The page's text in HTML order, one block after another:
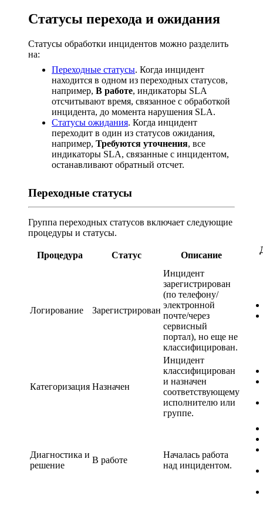
Статусы перехода и ожидания
Статусы обработки инцидентов можно разделить
на:
Переходные статусы. Когда инцидент
находится в одном из переходных статусов,
например, В работе, индикаторы SLA
отсчитывают время, связанное с обработкой
инцидента, до момента нарушения SLA.
Статусы ожидания. Когда инцидент
переходит в один из статусов ожидания,
например, Требуются уточнения, все
индикаторы SLA, связанные с инцидентом,
останавливают обратный отсчет.
Переходные статусы
Группа переходных статусов включает следующие
процедуры и статусы.
Процедура Статус Описание
Логирование Зарегистрирован
Инцидент
зарегистрирован
(по телефону/
электронной
почте/через
сервисный
портал), но еще не
классифицирован.
Категоризация Назначен
Инцидент
классифицирован
и назначен
соответствующему
исполнителю или
группе.
Диагностика и
решение
В работе
Началась работа
над инцидентом.